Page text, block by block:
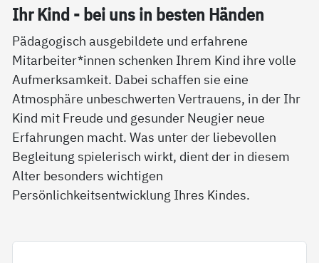
Ihr Kind - bei uns in bes­ten Hän­den
Pädagogisch ausgebildete und erfahrene
Mitarbeiter*innen schenken Ihrem Kind ihre volle
Aufmerksamkeit. Dabei schaffen sie eine
Atmosphäre unbeschwerten Vertrauens, in der Ihr
Kind mit Freude und gesunder Neugier neue
Erfahrungen macht. Was unter der liebevollen
Begleitung spielerisch wirkt, dient der in diesem
Alter besonders wichtigen
Persönlichkeitsentwicklung Ihres Kindes.